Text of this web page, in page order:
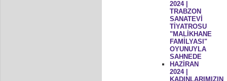
2024 |
TRABZON
SANATEVİ
TİYATROSU
"MALİKHANE
FAMİLYASI"
OYUNUYLA
SAHNEDE
HAZİRAN
2024 |
KADINLARIMIZIN